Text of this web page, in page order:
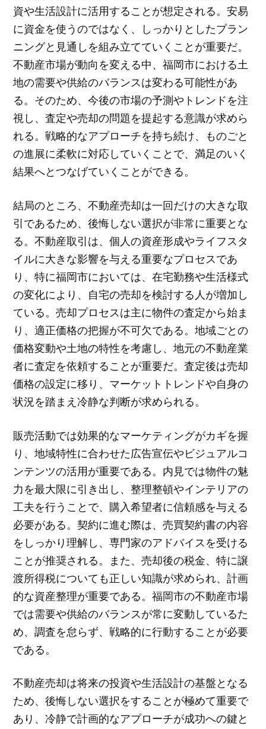
資や生活設計に活用することが想定される。安易
に資金を使うのではなく、しっかりとしたプラン
ニングと見通しを組み立てていくことが重要だ。
不動産市場が動向を変える中、福岡市における土
地の需要や供給のバランスは変わる可能性があ
る。そのため、今後の市場の予測やトレンドを注
視し、査定や売却の問題を提起する意識が求めら
れる。戦略的なアプローチを持ち続け、ものごと
の進展に柔軟に対応していくことで、満足のいく
結果へとつなげていくことができる。
結局のところ、不動産売却は一回だけの大きな取
引であるため、後悔しない選択が非常に重要とな
る。不動産取引は、個人の資産形成やライフスタ
イルに大きな影響を与える重要なプロセスであ
り、特に福岡市においては、在宅勤務や生活様式
の変化により、自宅の売却を検討する人が増加し
ている。売却プロセスは主に物件の査定から始ま
り、適正価格の把握が不可欠である。地域ごとの
価格変動や土地の特性を考慮し、地元の不動産業
者に査定を依頼することが重要だ。査定後は売却
価格の設定に移り、マーケットトレンドや自身の
状況を踏まえ冷静な判断が求められる。
販売活動では効果的なマーケティングがカギを握
り、地域特性に合わせた広告宣伝やビジュアルコ
ンテンツの活用が重要である。内見では物件の魅
力を最大限に引き出し、整理整頓やインテリアの
工夫を行うことで、購入希望者に信頼感を与える
必要がある。契約に進む際は、売買契約書の内容
をしっかり理解し、専門家のアドバイスを受ける
ことが推奨される。また、売却後の税金、特に譲
渡所得税についても正しい知識が求められ、計画
的な資産整理が重要である。福岡市の不動産市場
では需要や供給のバランスが常に変動しているた
め、調査を怠らず、戦略的に行動することが必要
である。
不動産売却は将来の投資や生活設計の基盤となる
ため、後悔しない選択をすることが極めて重要で
あり、冷静で計画的なアプローチが成功への鍵と